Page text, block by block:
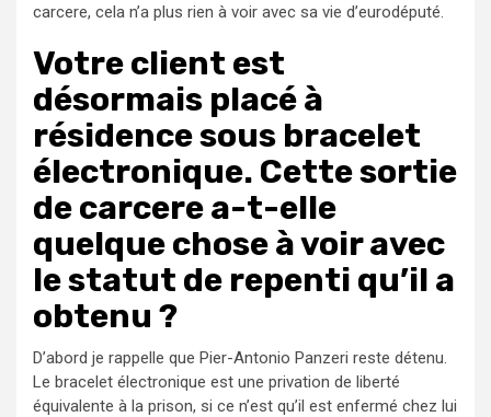
carcere, cela n’a plus rien à voir avec sa vie d’eurodéputé.
Votre client est
désormais placé à
résidence sous bracelet
électronique. Cette sortie
de carcere a-t-elle
quelque chose à voir avec
le statut de repenti qu’il a
obtenu ?
D’abord je rappelle que Pier-Antonio Panzeri reste détenu.
Le bracelet électronique est une privation de liberté
équivalente à la prison, si ce n’est qu’il est enfermé chez lui